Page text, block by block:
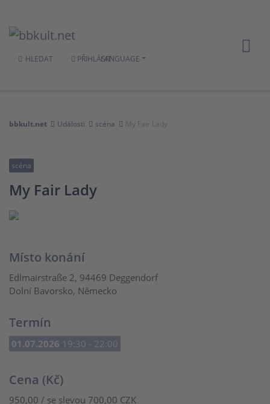
HLEDAT PŘIHLÁSITLANGUAGE
bbkult.net Události scéna My Fair Lady
scéna
My Fair Lady
Místo konání
Edlmairstraße 2, 94469 Deggendorf
Dolní Bavorsko, Německo
Termín
01.07.2026 19:30 - 22:00
Cena (Kč)
950,00 / se slevou 700,00 CZK